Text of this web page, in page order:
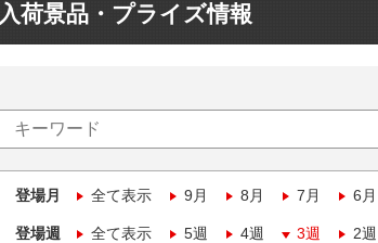
入荷景品・プライズ情報
登場月 全て表示 9月 8月 7月 6月
登場週 全て表示 5週 4週 3週 2週